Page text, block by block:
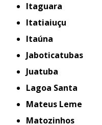
Itaguara
Itatiaiuçu
Itaúna
Jaboticatubas
Juatuba
Lagoa Santa
Mateus Leme
Matozinhos